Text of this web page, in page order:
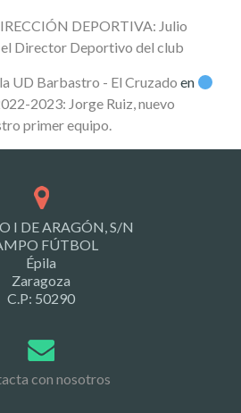
DEPORTIVA: Julio
el Director Deportivo del club
UD Barbastro - El Cruzado en
2023: Jorge Ruiz, nuevo
primer equipo.
I DE ARAGÓN, S/N
FÚTBOL
Épila
Zaragoza
C.P: 50290
con nosotros